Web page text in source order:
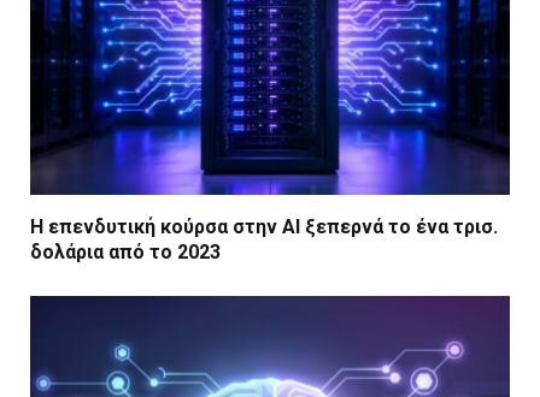
Η επενδυτική κούρσα στην AI ξεπερνά το ένα τρισ.
δολάρια από το 2023